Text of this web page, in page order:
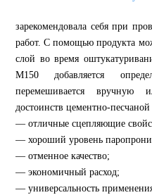
зарекомендовала себя при
работ. С помощью продукта
слой во время
М150 добавляется
перемешивается
достоинств цементно-
— отличные сцепляющие
— хороший уровень
— отменное качество;
— экономичный расход;
— универсальность